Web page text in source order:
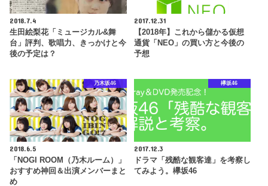
2018.7.4
生田絵梨花「ミュージカル&舞
台」評判、歌唱力、きっかけと今
後の予定は？
2017.12.31
【2018年】これから儲かる仮想
通貨「NEO」の買い方と今後の
予想
乃木坂46
2018.6.5
「NOGI ROOM（乃木ルーム）」
おすすめ神回＆出演メンバーまと
め
欅坂46
2017.12.3
ドラマ「残酷な観客達」を考察し
てみよう。欅坂46